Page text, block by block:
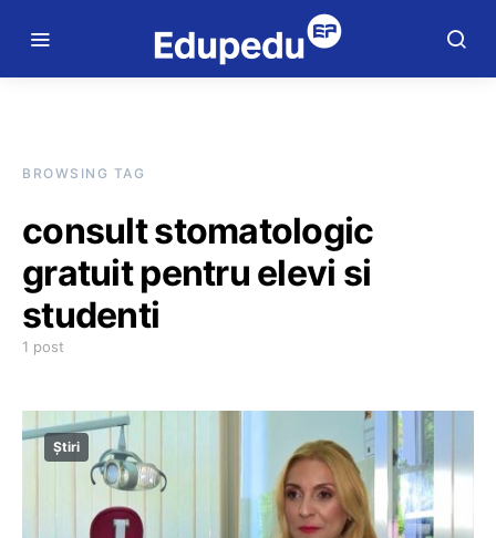
BROWSING TAG
consult stomatologic
gratuit pentru elevi si
studenti
1 post
Știri